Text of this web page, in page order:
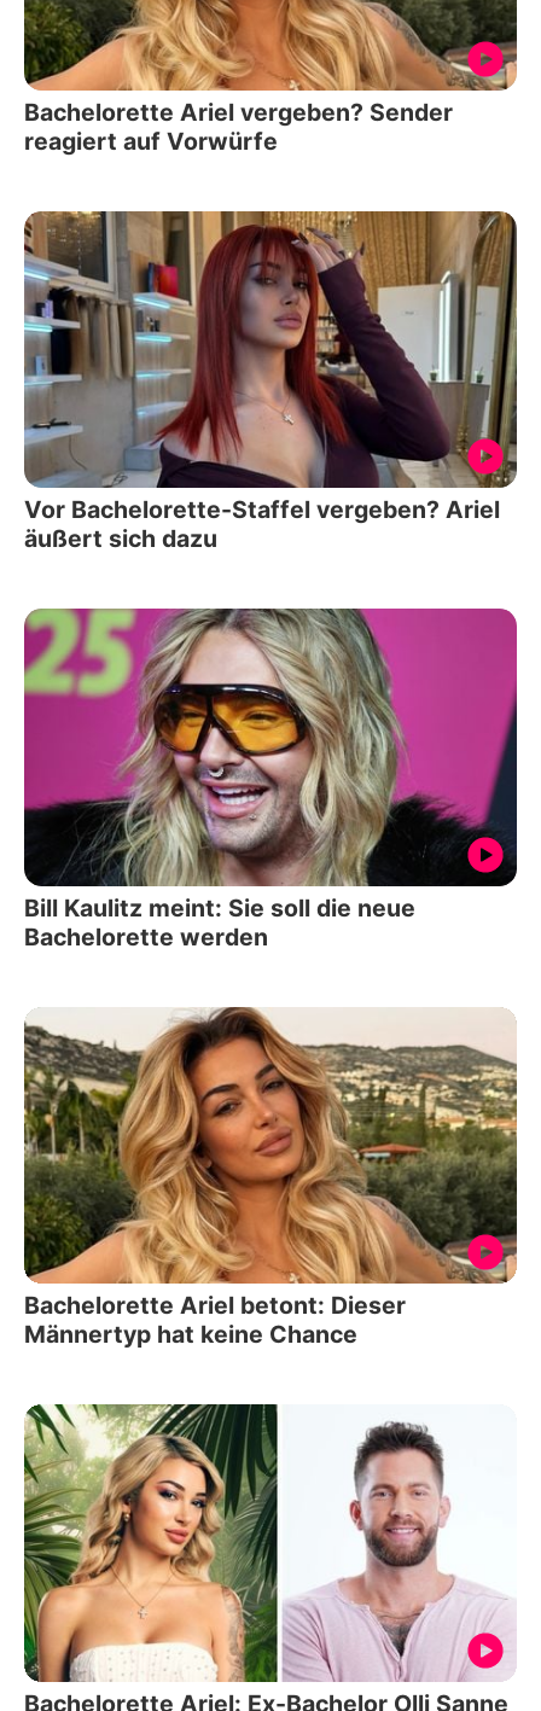
Bachelorette Ariel vergeben? Sender
reagiert auf Vorwürfe
Vor Bachelorette-Staffel vergeben? Ariel
äußert sich dazu
Bill Kaulitz meint: Sie soll die neue
Bachelorette werden
Bachelorette Ariel betont: Dieser
Männertyp hat keine Chance
Bachelorette Ariel: Ex-Bachelor Olli Sanne